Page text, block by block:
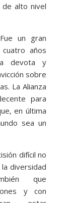
alto nivel
un gran
años
devota y
sobre
La Alianza
para
en última
sea un
difícil no
diversidad
que
y con